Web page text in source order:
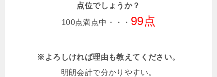
点位でしょうか？
100点満点中・・・ 99点
※よろしければ理由も教えてください。
明朗会計で分かりやすい。